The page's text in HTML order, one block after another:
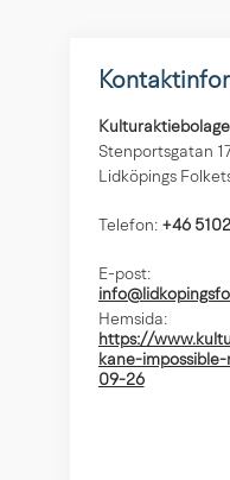
Stenportsgatan
Lidköpings
Telefon: +46
E-post:
Hemsida:
https://
kane-
09-26